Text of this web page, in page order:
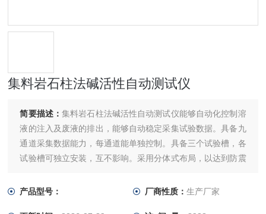
集料岩石柱法碱活性自动测试仪
简要描述：集料岩石柱法碱活性自动测试仪能够自动化控制溶
液的注入及废液的排出，能够自动稳定采集试验数据。具备九
通道采集数据能力，每通道能单独控制。具备三个试验槽，各
试验槽可独立安装，互不影响。采用分体式布局，以达到防震
产品型号：
厂商性质： 生产厂家